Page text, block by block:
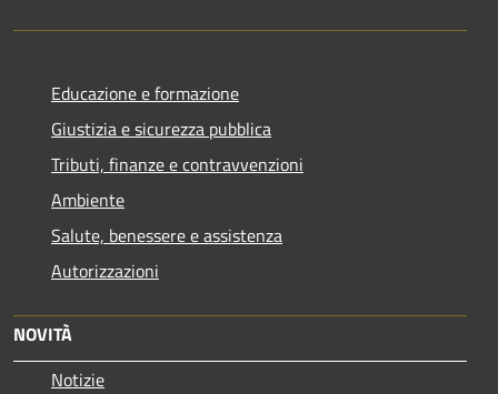
Educazione e formazione
Giustizia e sicurezza pubblica
Tributi, finanze e contravvenzioni
Ambiente
Salute, benessere e assistenza
Autorizzazioni
NOVITÀ
Notizie